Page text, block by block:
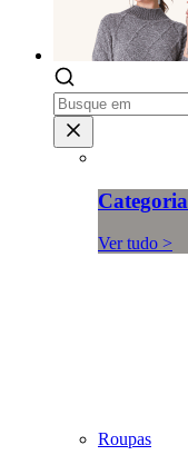
Categoria
Ver tudo >
Roupas